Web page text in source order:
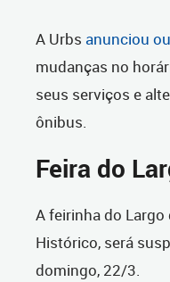
A Urbs anunciou
mudanças no
seus serviços e
ônibus.
Feira do
A feirinha do Largo
Histórico, será
domingo, 22/3.